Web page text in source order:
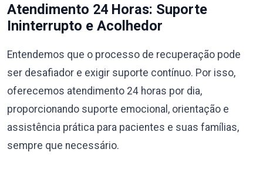
Atendimento 24 Horas: Suporte
Ininterrupto e Acolhedor
Entendemos que o processo de recuperação pode
ser desafiador e exigir suporte contínuo. Por isso,
oferecemos atendimento 24 horas por dia,
proporcionando suporte emocional, orientação e
assistência prática para pacientes e suas famílias,
sempre que necessário.